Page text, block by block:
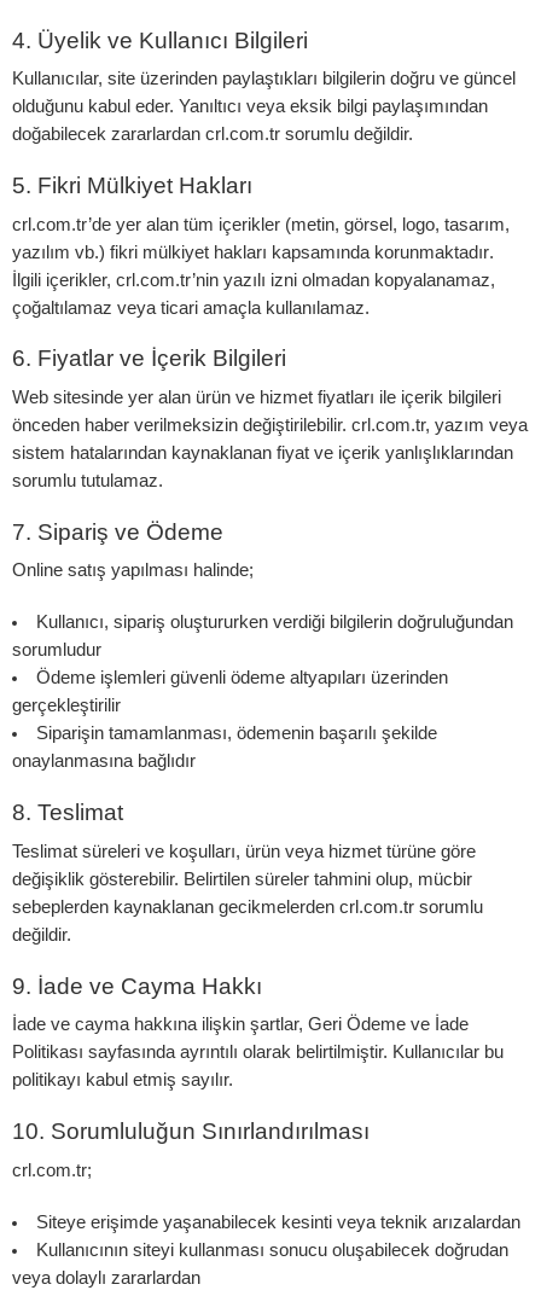
4. Üyelik ve Kullanıcı Bilgileri
Kullanıcılar, site üzerinden paylaştıkları bilgilerin doğru ve güncel
olduğunu kabul eder. Yanıltıcı veya eksik bilgi paylaşımından
doğabilecek zararlardan crl.com.tr sorumlu değildir.
5. Fikri Mülkiyet Hakları
crl.com.tr’de yer alan tüm içerikler (metin, görsel, logo, tasarım,
yazılım vb.) fikri mülkiyet hakları kapsamında korunmaktadır.
İlgili içerikler, crl.com.tr’nin yazılı izni olmadan kopyalanamaz,
çoğaltılamaz veya ticari amaçla kullanılamaz.
6. Fiyatlar ve İçerik Bilgileri
Web sitesinde yer alan ürün ve hizmet fiyatları ile içerik bilgileri
önceden haber verilmeksizin değiştirilebilir. crl.com.tr, yazım veya
sistem hatalarından kaynaklanan fiyat ve içerik yanlışlıklarından
sorumlu tutulamaz.
7. Sipariş ve Ödeme
Online satış yapılması halinde;
Kullanıcı, sipariş oluştururken verdiği bilgilerin doğruluğundan
sorumludur
Ödeme işlemleri güvenli ödeme altyapıları üzerinden
gerçekleştirilir
Siparişin tamamlanması, ödemenin başarılı şekilde
onaylanmasına bağlıdır
8. Teslimat
Teslimat süreleri ve koşulları, ürün veya hizmet türüne göre
değişiklik gösterebilir. Belirtilen süreler tahmini olup, mücbir
sebeplerden kaynaklanan gecikmelerden crl.com.tr sorumlu
değildir.
9. İade ve Cayma Hakkı
İade ve cayma hakkına ilişkin şartlar, Geri Ödeme ve İade
Politikası sayfasında ayrıntılı olarak belirtilmiştir. Kullanıcılar bu
politikayı kabul etmiş sayılır.
10. Sorumluluğun Sınırlandırılması
crl.com.tr;
Siteye erişimde yaşanabilecek kesinti veya teknik arızalardan
Kullanıcının siteyi kullanması sonucu oluşabilecek doğrudan
veya dolaylı zararlardan